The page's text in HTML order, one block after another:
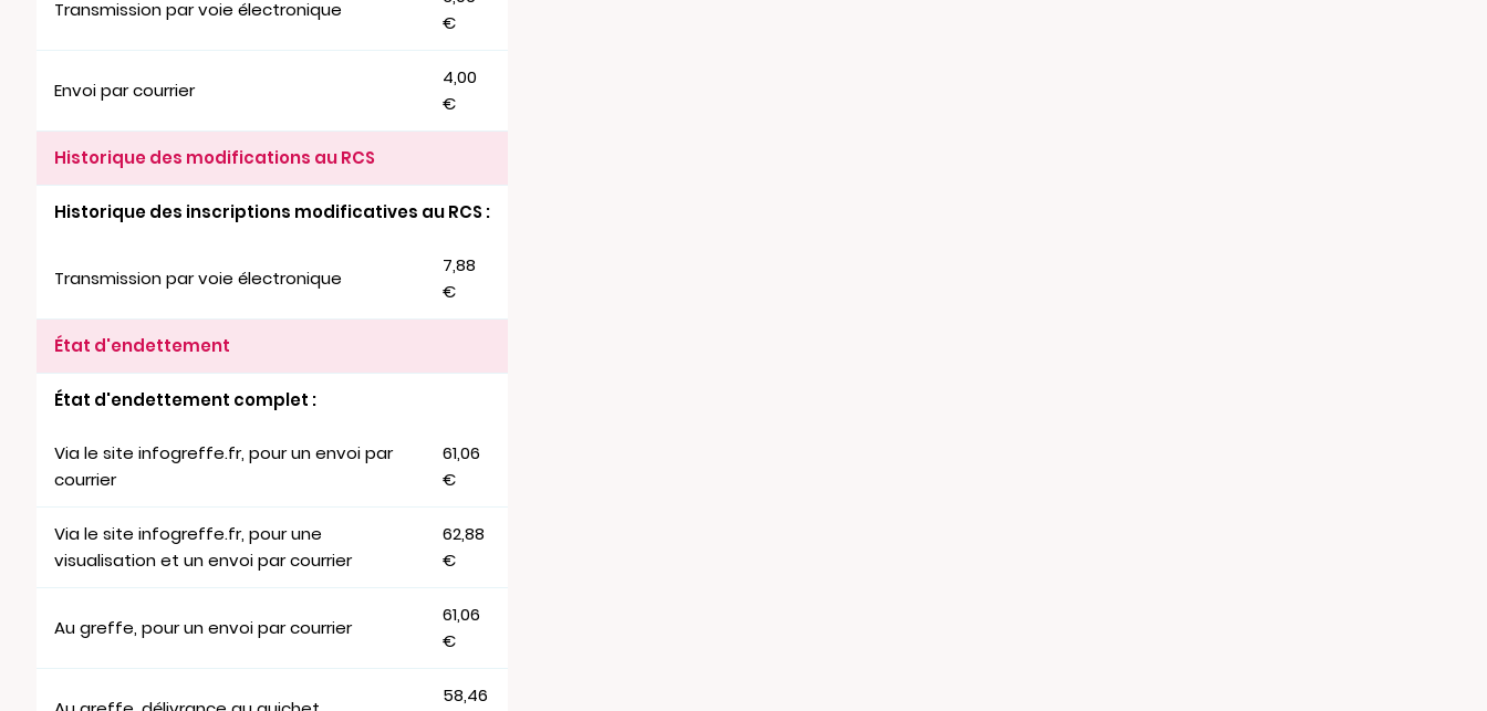
Transmission par voie électronique
€
Envoi par courrier
4,00
€
Historique des modifications au RCS
Historique des inscriptions modificatives au RCS :
Transmission par voie électronique
7,88
€
État d'endettement
État d'endettement complet :
Via le site infogreffe.fr, pour un envoi par
courrier
61,06
€
Via le site infogreffe.fr, pour une
visualisation et un envoi par courrier
62,88
€
Au greffe, pour un envoi par courrier
61,06
€
58,46